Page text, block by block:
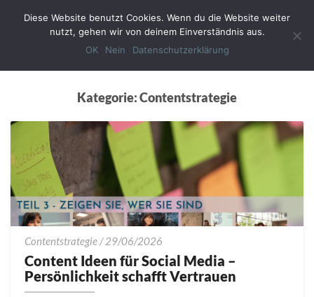
Toggle
Kategorie:Contentstrategie
Contentstrategie/29/06/2026
Ideen
für
Social
Content Ideen für Social Media –
Persönlichkeit schafft Vertrauen
Diese Website benutzt Cookies. Wenn du die Website weiter
nutzt, gehen wir von deinem Einverständnis aus.
OK
Nein Datenschutzerklärung